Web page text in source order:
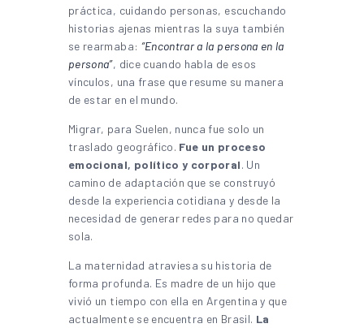
práctica, cuidando personas, escuchando
historias ajenas mientras la suya también
se rearmaba: “Encontrar a la persona en la
persona”, dice cuando habla de esos
vínculos, una frase que resume su manera
de estar en el mundo.
Migrar, para Suelen, nunca fue solo un
traslado geográfico. Fue un proceso
emocional, político y corporal. Un
camino de adaptación que se construyó
desde la experiencia cotidiana y desde la
necesidad de generar redes para no quedar
sola.
La maternidad atraviesa su historia de
forma profunda. Es madre de un hijo que
vivió un tiempo con ella en Argentina y que
actualmente se encuentra en Brasil. La